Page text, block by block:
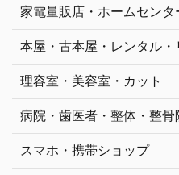
家電量販店・ホームセンタ
本屋・古本屋・レンタル
理容室・美容室・カット
病院・歯医者・整体・整骨
スマホ・携帯ショップ